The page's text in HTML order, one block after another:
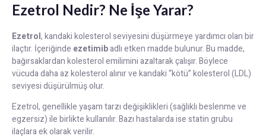
Ezetrol Nedir? Ne İşe Yarar?
Ezetrol, kandaki kolesterol seviyesini düşürmeye yardımcı olan bir
ilaçtır. İçeriğinde ezetimibadlı etken madde bulunur. Bu madde,
bağırsaklardan kolesterol emilimini azaltarak çalışır. Böylece
vücuda daha az kolesterol alınır ve kandaki “kötü” kolesterol (LDL)
seviyesi düşürülmüş olur.
Ezetrol, genellikle yaşam tarzı değişiklikleri (sağlıklı beslenme ve
egzersiz) ile birlikte kullanılır. Bazı hastalarda ise statin grubu
ilaçlara ek olarak verilir.